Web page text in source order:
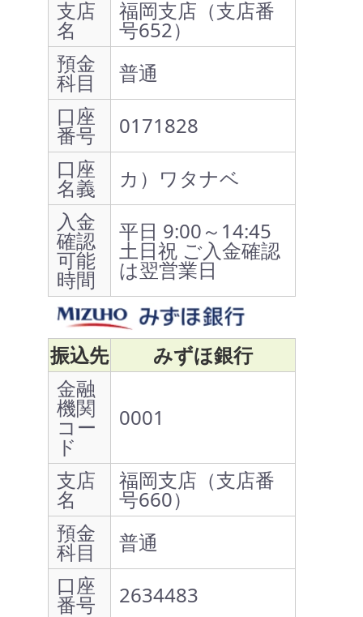
支店
名
福岡支店（支店番
号652）
預金
科目
普通
口座
番号
0171828
口座
名義
カ）ワタナベ
入金
確認
可能
時間
平日 9:00～14:45
土日祝 ご入金確認
は翌営業日
振込先
みずほ銀行
金融
機関
コー
ド
0001
支店
名
福岡支店（支店番
号660）
預金
科目
普通
口座
番号
2634483